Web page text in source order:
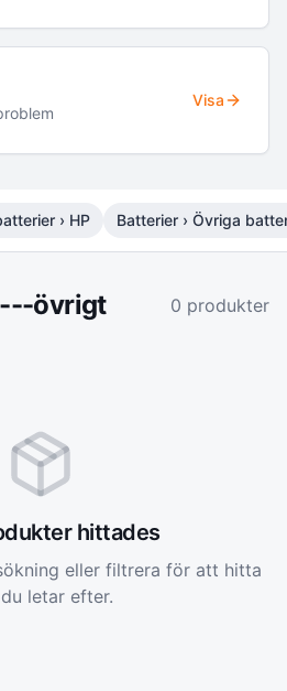
Visa
› HP Batterier › Övriga
övrigt 0 produkter
hittades
eller filtrera för att hitta
letar efter.